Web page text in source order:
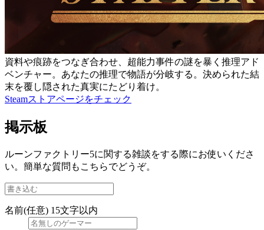
資料や痕跡をつなぎ合わせ、超能力事件の謎を暴く推理アド
ベンチャー。あなたの推理で物語が分岐する。決められた結
末を覆し隠された真実にたどり着け。
Steamストアページをチェック
掲示板
ルーンファクトリー5に関する雑談をする際にお使いくださ
い。簡単な質問もこちらでどうぞ。
名前(任意) 15文字以内